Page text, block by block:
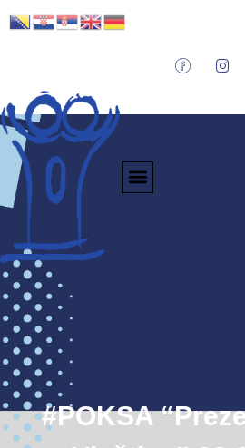
#POKSA